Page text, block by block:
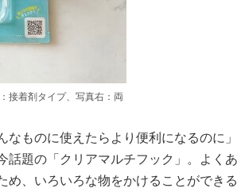
接着剤タイプ、写真右：両
ものに使えたらより便利になるのに」
話題の「クリアマルチフック」。よくあ
め、いろいろな物をかけることができる